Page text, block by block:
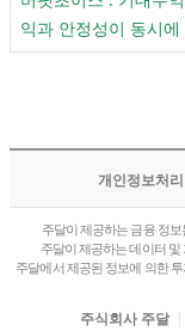
익과 안정성이 동시
개인정보처
주달이 제공하는 금융 정
주달이 제공하는 데이터
주달에서 제공된 정보에 의한
주식회사 주달 |